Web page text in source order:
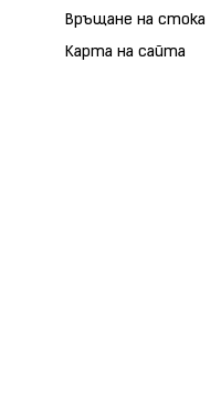
Връщане на стока
Карта на сайта